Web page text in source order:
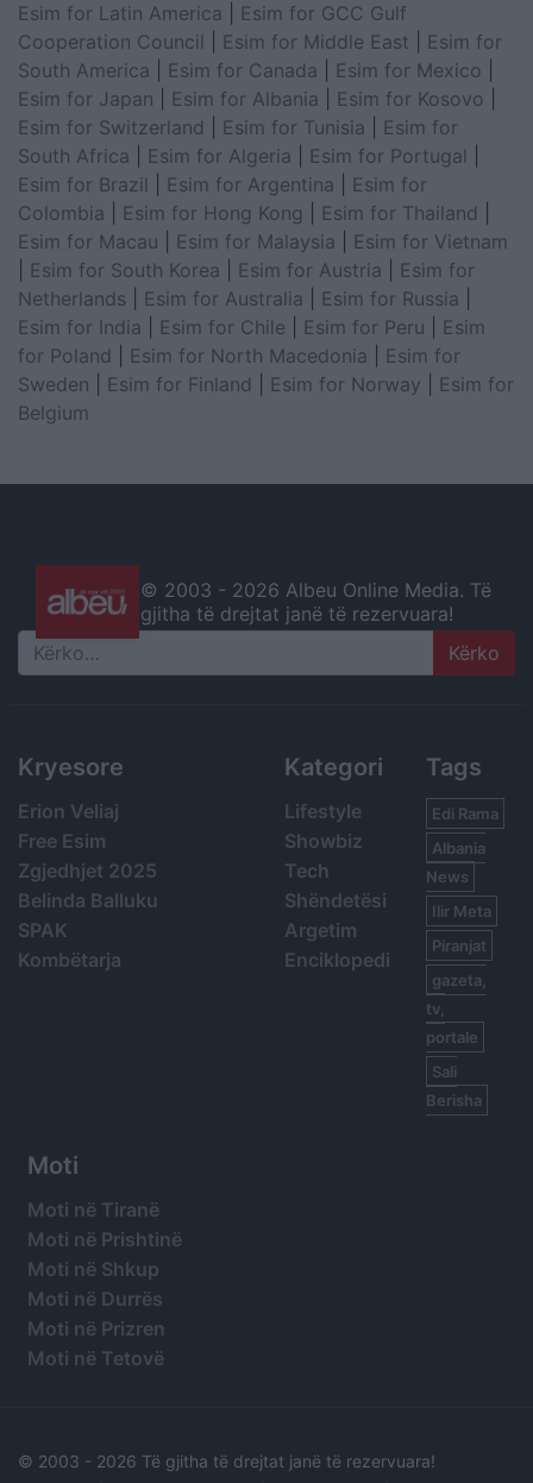
Esim for Latin America
Esim for GCC Gulf
Cooperation Council
Esim for Middle East
Esim for
South America
Esim for Canada Esim for Mexico
Esim for Japan
Esim for Albania Esim for Kosovo
Esim for Switzerland
Esim for Tunisia
Esim for
South Africa
Esim for Algeria Esim for Portugal
Esim for Brazil
Esim for Argentina
Esim for
Colombia
Esim for Hong Kong Esim for Thailand
Esim for Macau
Esim for Malaysia
Esim for Vietnam
Esim for South Korea Esim for Austria
Esim for
Netherlands
Esim for Australia Esim for Russia
Esim for India
Esim for Chile Esim for Peru
Esim
for Poland
Esim for North Macedonia
Esim for
Sweden
Esim for Finland Esim for Norway
Esim for
Belgium
© 2003 - 2026 Albeu Online Media. Të
gjitha të drejtat janë të rezervuara!
Search
Kryesore
Erion Veliaj
Free Esim
Zgjedhjet 2025
Belinda Balluku
SPAK
Kombëtarja
Kategori
Lifestyle
Showbiz
Tech
Shëndetësi
Argetim
Enciklopedi
Tags
Edi Rama
Albania
News
Ilir Meta
Piranjat
gazeta,
tv,
portale
Sali
Berisha
Moti
Moti në Tiranë
Moti në Prishtinë
Moti në Shkup
Moti në Durrës
Moti në Prizren
Moti në Tetovë
© 2003 - 2026 Të gjitha të drejtat janë të rezervuara!